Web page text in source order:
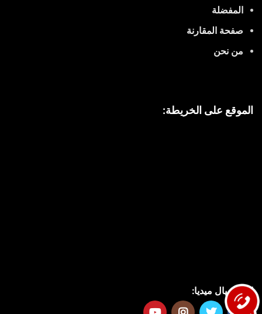
المفضلة
صفحة المقارنة
من نحن
الموقع على الخريطة:
السوشيال ميديا: